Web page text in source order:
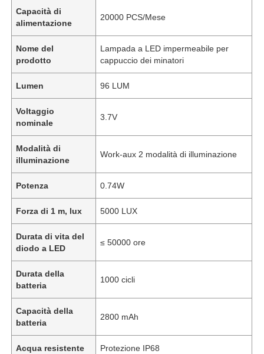
Capacità di
alimentazione
20000 PCS/Mese
Nome del
prodotto
Lampada a LED impermeabile per
cappuccio dei minatori
Lumen 96 LUM
Voltaggio
nominale
3.7V
Modalità di
illuminazione
Work-aux 2 modalità di illuminazione
Potenza 0.74W
Forza di 1 m, lux 5000 LUX
Durata di vita del
diodo a LED
≤ 50000 ore
Durata della
batteria
1000 cicli
Capacità della
batteria
2800 mAh
Acqua resistente Protezione IP68